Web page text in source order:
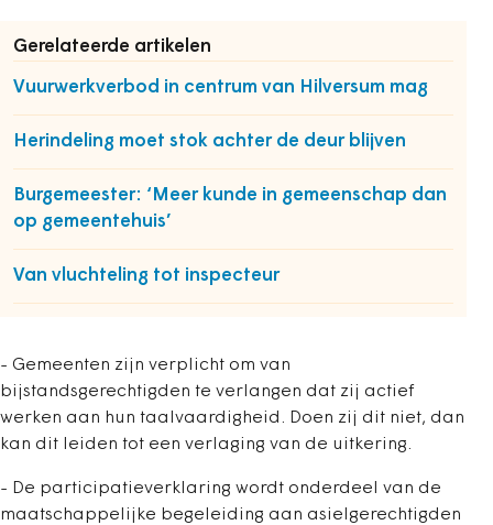
Gerelateerde artikelen
Vuurwerkverbod in centrum van Hilversum mag
Herindeling moet stok achter de deur blijven
Burgemeester: ‘Meer kunde in gemeenschap dan
op gemeentehuis’
Van vluchteling tot inspecteur
- Gemeenten zijn verplicht om van
bijstandsgerechtigden te verlangen dat zij actief
werken aan hun taalvaardigheid. Doen zij dit niet, dan
kan dit leiden tot een verlaging van de uitkering.
- De participatieverklaring wordt onderdeel van de
maatschappelijke begeleiding aan asielgerechtigden